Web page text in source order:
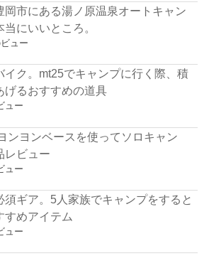
岡市にある湯ノ原温泉オートキャン
当にいいところ。
ュー
イク。mt25でキャンプに行く際、積
げるおすすめの道具
ュー
ンヨンベースを使ってソロキャン
レビュー
ュー
須ギア。5人家族でキャンプをすると
すめアイテム
ュー